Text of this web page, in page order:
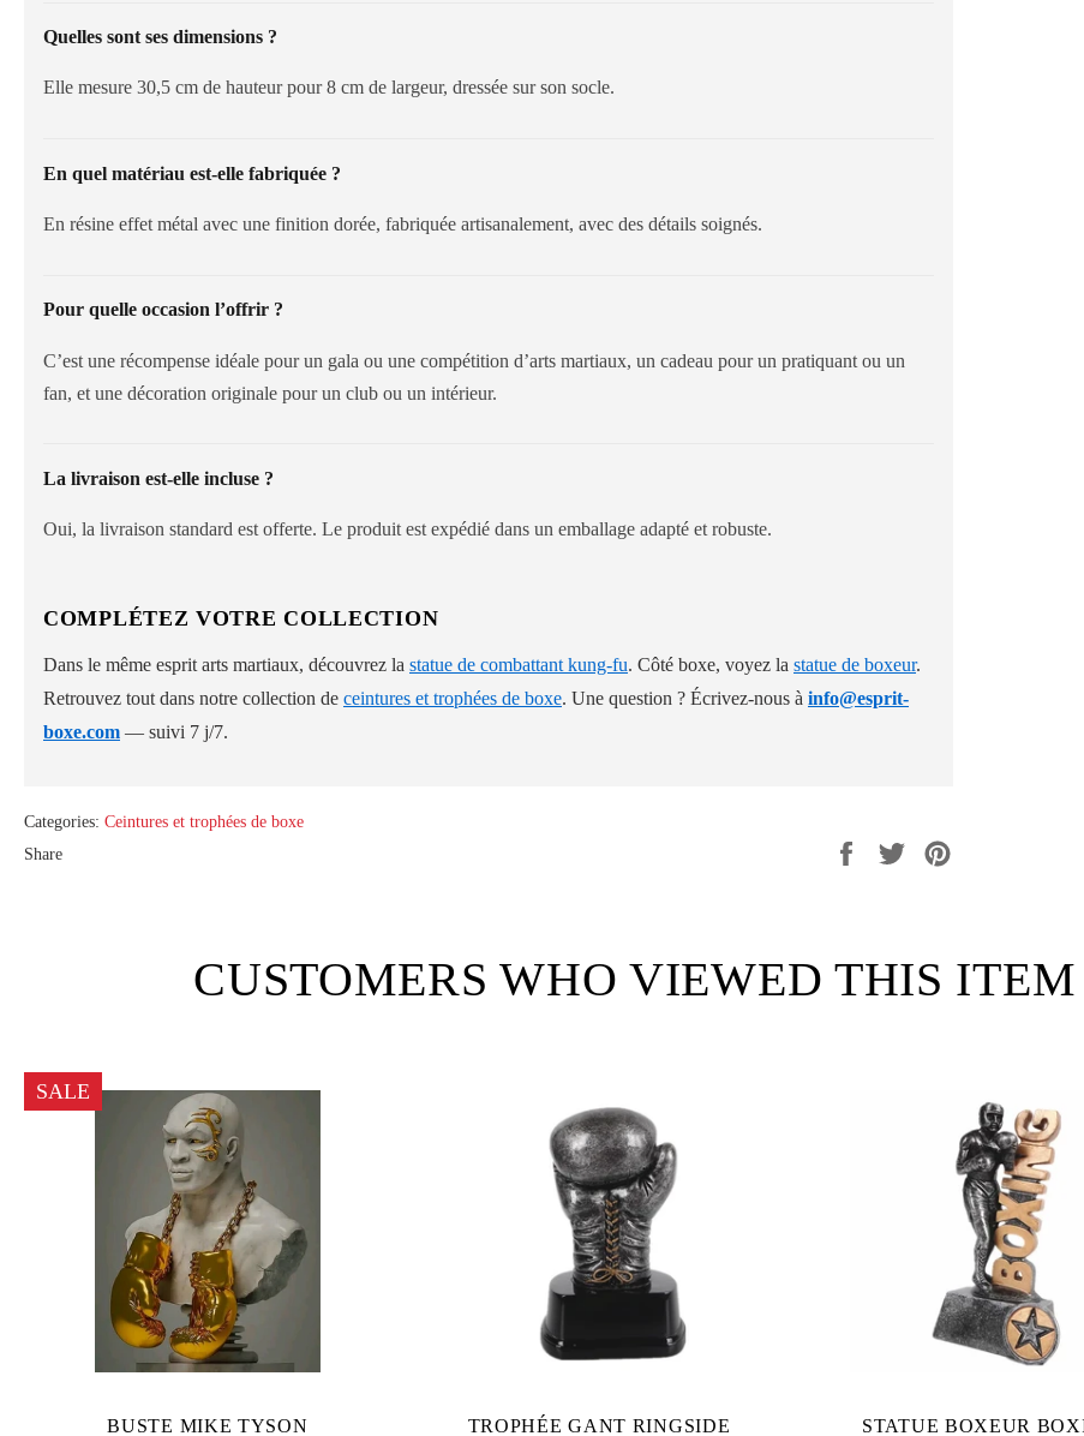
Quelles sont ses dimensions ?
Elle mesure 30,5 cm de hauteur pour 8 cm de largeur, dressée sur son socle.
En quel matériau est-elle fabriquée ?
En résine effet métal avec une finition dorée, fabriquée artisanalement, avec des détails soignés.
Pour quelle occasion l’offrir ?
C’est une récompense idéale pour un gala ou une compétition d’arts martiaux, un cadeau pour un pratiquant ou un
fan, et une décoration originale pour un club ou un intérieur.
La livraison est-elle incluse ?
Oui, la livraison standard est offerte. Le produit est expédié dans un emballage adapté et robuste.
COMPLÉTEZ VOTRE COLLECTION
Dans le même esprit arts martiaux, découvrez la statue de combattant kung-fu. Côté boxe, voyez la statue de boxeur.
Retrouvez tout dans notre collection de ceintures et trophées de boxe. Une question ? Écrivez-nous à info@esprit-
boxe.com — suivi 7 j/7.
Categories: Ceintures et trophées de boxe
Share
Share
Tweet
CUSTOMERS WHO VIEWED THIS
BUSTE MIKE TYSON
SALE
TROPHÉE GANT RINGSIDE STATUE BOXEUR